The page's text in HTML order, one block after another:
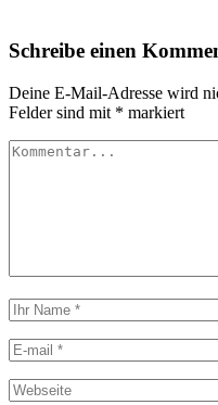
Schreibe einen
Deine E-Mail-Adresse wird
Felder sind mit * markiert